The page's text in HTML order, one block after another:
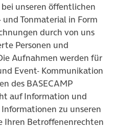
unseren öffentlichen
Tonmaterial in Form
durch von uns
Personen und
Aufnahmen werden für
Event- Kommunikation
des BASECAMP
auf Information und
zu unseren
Ihren Betroffenenrechten